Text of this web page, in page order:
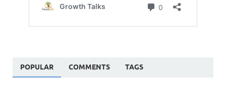
POPULAR COMMENTS TAGS